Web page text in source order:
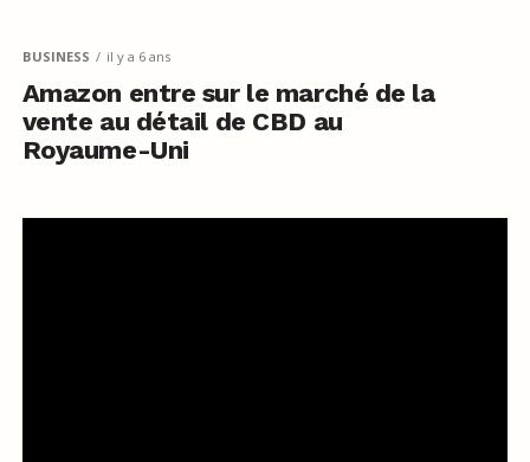
BUSINESS il y a 6 ans
Amazon entre sur le marché de la
vente au détail de CBD au
Royaume-Uni